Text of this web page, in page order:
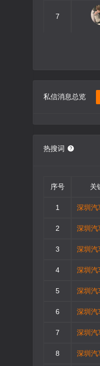
7
私信消息总览
热搜词
序号 关
1
2
3
4
5
6
7
8